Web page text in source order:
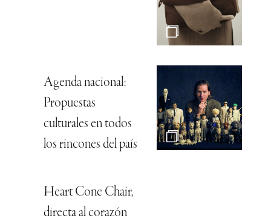
Agenda nacional:
Propuestas
culturales en todos
los rincones del país
Heart Cone Chair,
directa al corazón